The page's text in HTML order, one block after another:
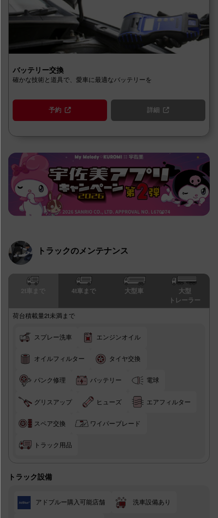
バッテリー交換
確かな技術と道具で、愛車に最適なバッテリーを
予約 詳細
トラックのメンテナンス
4t車まで 大型車
大型
トレーラー
荷台積載量2t未満まで
スプレー洗車 エンジンオイル
オイルフィルター タイヤ交換
パンク修理 バッテリー 電球
グリスアップ ヒューズ エアフィルター
スペア交換 ワイパーブレード
トラック用品
トラック設備
アドブルー購入可能店舗 洗車設備あり